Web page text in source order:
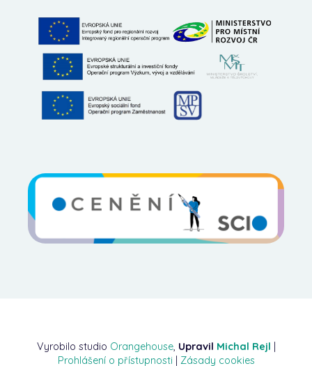
Vyrobilo studio Orangehouse, Upravil Michal Rejl |
Prohlášení o přístupnosti | Zásady cookies